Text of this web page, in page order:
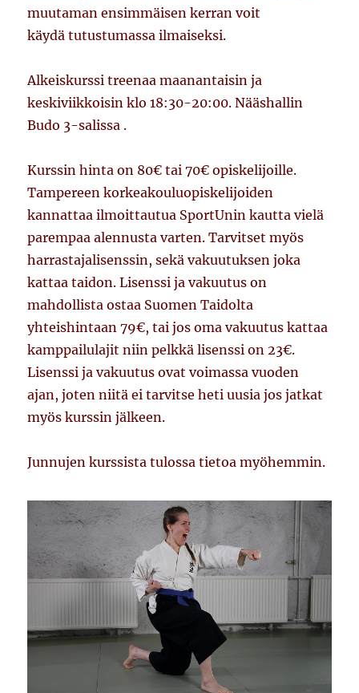
muutaman ensimmäisen kerran voit
käydä tutustumassa ilmaiseksi.
Alkeiskurssi treenaa maanantaisin ja
keskiviikkoisin klo 18:30-20:00. Nääshallin
Budo 3-salissa .
Kurssin hinta on 80€ tai 70€ opiskelijoille.
Tampereen korkeakouluopiskelijoiden
kannattaa ilmoittautua SportUnin kautta vielä
parempaa alennusta varten. Tarvitset myös
harrastajalisenssin, sekä vakuutuksen joka
kattaa taidon. Lisenssi ja vakuutus on
mahdollista ostaa Suomen Taidolta
yhteishintaan 79€, tai jos oma vakuutus kattaa
kamppailulajit niin pelkkä lisenssi on 23€.
Lisenssi ja vakuutus ovat voimassa vuoden
ajan, joten niitä ei tarvitse heti uusia jos jatkat
myös kurssin jälkeen.
Junnujen kurssista tulossa tietoa myöhemmin.